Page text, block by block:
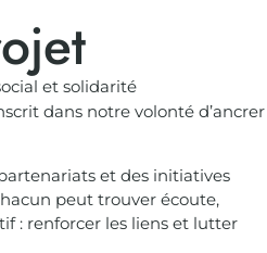
et solidarité
dans notre volonté d’ancrer
et des initiatives
peut trouver écoute,
: renforcer les liens et lutter